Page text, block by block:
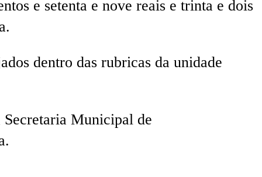
e setenta e nove reais e trinta e dois
dentro das rubricas da unidade
Secretaria Municipal de